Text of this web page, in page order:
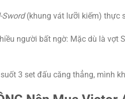
Sword(khung vát lưỡi kiếm) thực
người bất ngờ: Mặc dù là vợt
3 set đấu căng thẳng, mình